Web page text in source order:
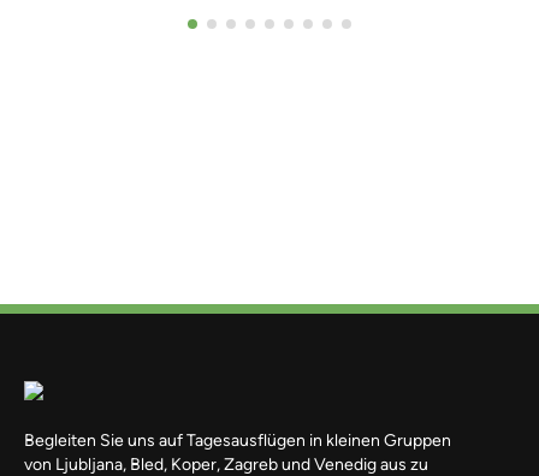
Begleiten Sie uns auf Tagesausflügen in kleinen Gruppen
von Ljubljana, Bled, Koper, Zagreb und Venedig aus zu